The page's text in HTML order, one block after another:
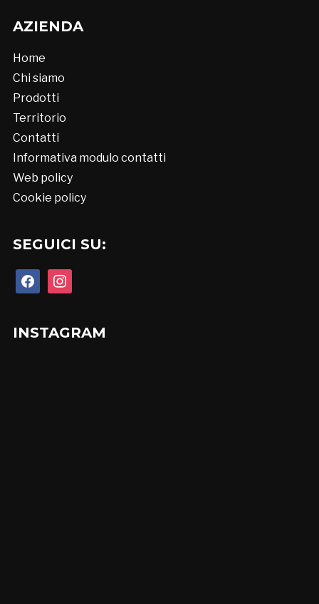
AZIENDA
Home
Chi siamo
Prodotti
Territorio
Contatti
Informativa modulo contatti
Web policy
Cookie policy
SEGUICI SU:
facebookinstagram
INSTAGRAM